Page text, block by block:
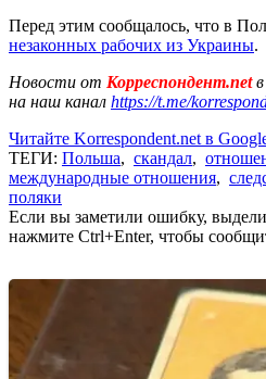
Перед этим сообщалось, что в
незаконных рабочих из Украины.
Новости от Корреспондент.net
на наш канал https://t.me/
Читайте Korrespondent.net в
ТЕГИ: Польша, скандал,
международные отношения,
поляки
Если вы заметили ошибку,
нажмите Ctrl+Enter, чтобы